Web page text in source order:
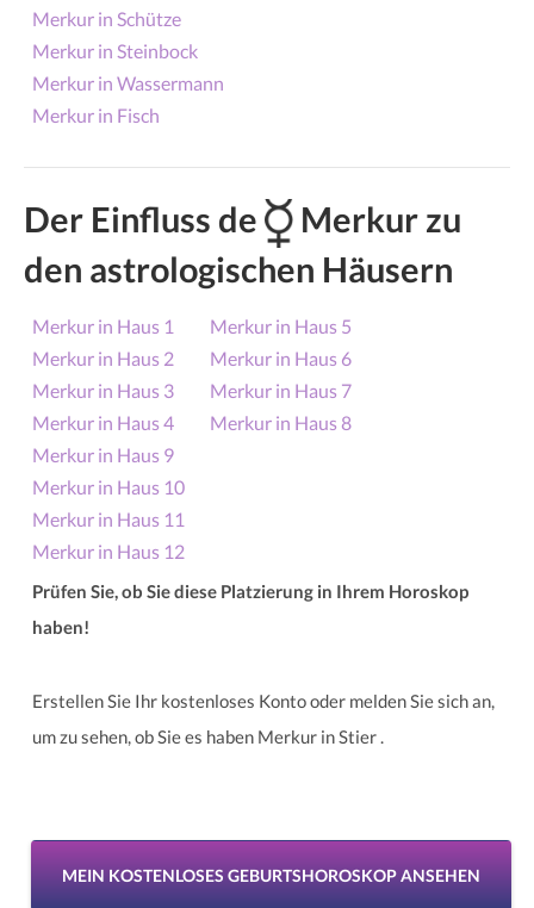
Merkur in Schütze
Merkur in Steinbock
Merkur in Wassermann
Merkur in Fisch
Der Einfluss de
Merkur zu
den astrologischen Häusern
Merkur in Haus 1
Merkur in Haus 2
Merkur in Haus 3
Merkur in Haus 4
Merkur in Haus 5
Merkur in Haus 6
Merkur in Haus 7
Merkur in Haus 8
Merkur in Haus 9
Merkur in Haus 10
Merkur in Haus 11
Merkur in Haus 12
Prüfen Sie, ob Sie diese Platzierung in Ihrem Horoskop
haben!
Erstellen Sie Ihr kostenloses Konto oder melden Sie sich an,
um zu sehen, ob Sie es haben Merkur in Stier .
MEIN KOSTENLOSES GEBURTSHOROSKOP ANSEHEN